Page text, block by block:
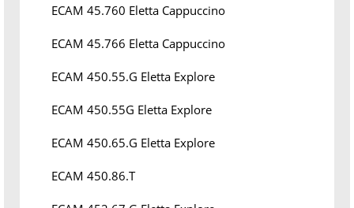
ECAM 45.760 Eletta Cappuccino
ECAM 45.766 Eletta Cappuccino
ECAM 450.55.G Eletta Explore
ECAM 450.55G Eletta Explore
ECAM 450.65.G Eletta Explore
ECAM 450.86.T